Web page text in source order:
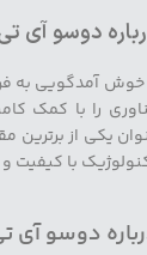
دوسو آی
خوش آمدگویی به
را با کمک
یکی از برترین
با کیفیت
دوسو آی